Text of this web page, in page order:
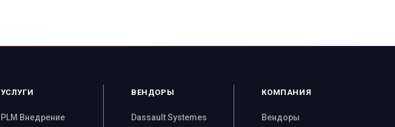
УСЛУГИ
PLM Внедрение
ВЕНДОРЫ
Dassault Systemes
КОМПАНИЯ
Вендоры